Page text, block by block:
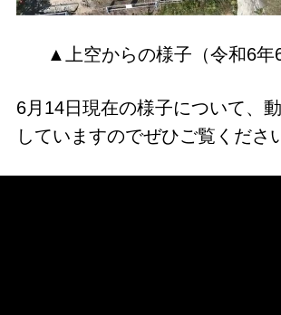
▲上空からの様子（令和6年6
6月14日現在の様子について、
していますのでぜひご覧くださ